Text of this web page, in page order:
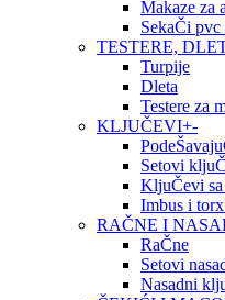
Makaze za
SekaČi pvc
TESTERE,
Turpije
Dleta
Testere za
KLJUČEVI+-
Setovi
KljuČevi
Imbus i
RAČNE I
RaČne
Setovi
Nasadni